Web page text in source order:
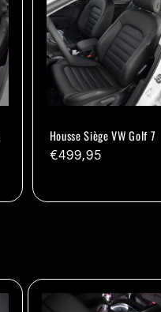
Housse Siège VW Golf 7
Prix
€499,95